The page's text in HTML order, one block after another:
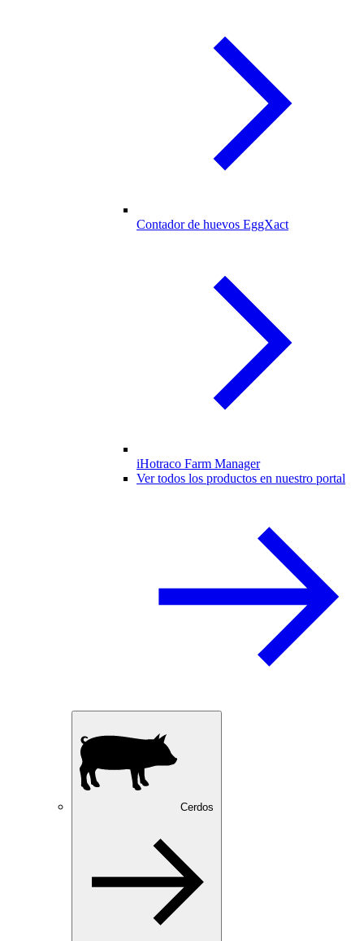
Contador de huevos EggXact
iHotraco Farm Manager
Ver todos los productos en nuestro portal
Cerdos